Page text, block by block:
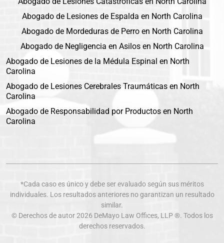
Abogado de Lesiones de Espalda en North Carolina
Abogado de Mordeduras de Perro en North Carolina
Abogado de Negligencia en Asilos en North Carolina
Abogado de Lesiones de la Médula Espinal en North
Carolina
Abogado de Lesiones Cerebrales Traumáticas en North
Carolina
Abogado de Responsabilidad por Productos en North
Carolina
*Cada caso es único y debe ser evaluado según sus méritos
individuales. Los resultados anteriores no garantizan un resultado
similar.
© Derechos de autor 2026 DeMayo Law Offices, LLP ®. Todos los
derechos reservados.